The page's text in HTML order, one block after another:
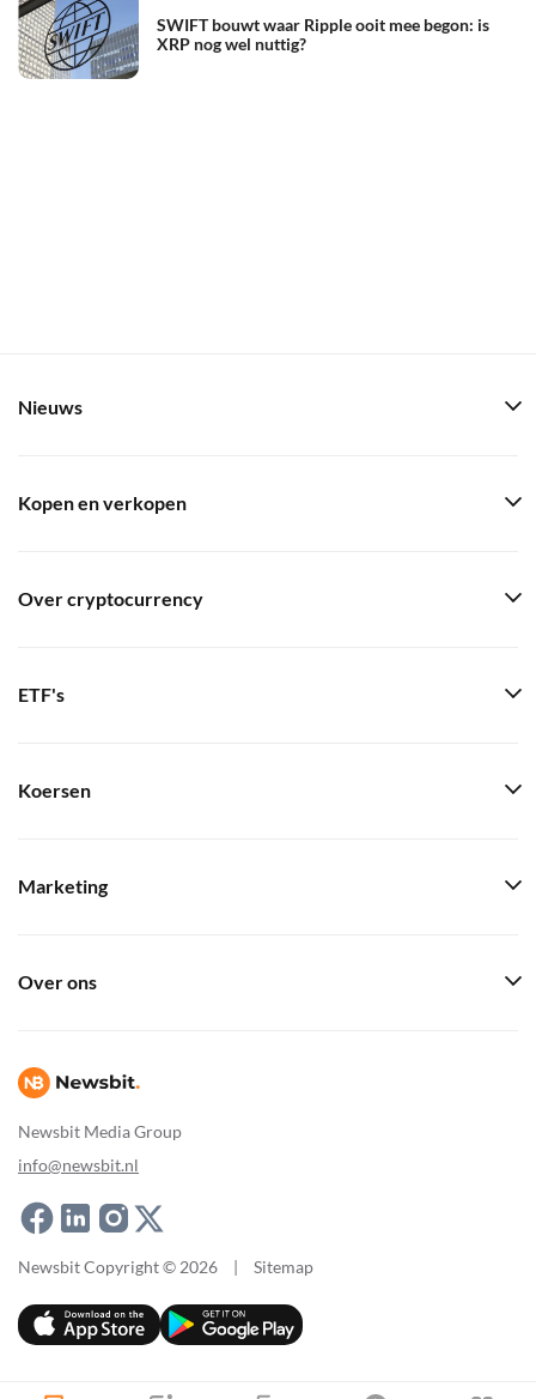
SWIFT bouwt waar Ripple ooit mee begon: is
XRP nog wel nuttig?
Newsbit Media Group
info@newsbit.nl
Nieuws
Kopen en verkopen
Over cryptocurrency
ETF's
Koersen
Marketing
Over ons
Newsbit Copyright © 2026 | Sitemap